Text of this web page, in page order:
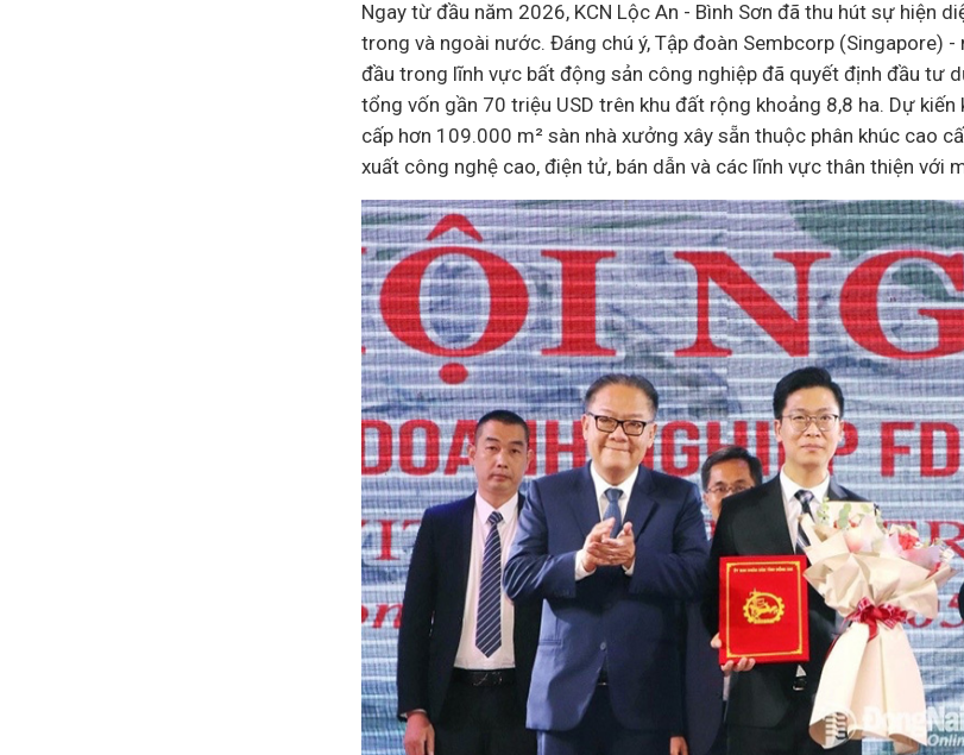
Ngay từ đầu năm 2026, KCN Lộc An - Bình Sơn đã thu hút sự hiện
trong và ngoài nước. Đáng chú ý, Tập đoàn Sembcorp (Singapore)
đầu trong lĩnh vực bất động sản công nghiệp đã quyết định đầu tư
tổng vốn gần 70 triệu USD trên khu đất rộng khoảng 8,8 ha. Dự kiến
cấp hơn 109.000 m² sàn nhà xưởng xây sẵn thuộc phân khúc cao
xuất công nghệ cao, điện tử, bán dẫn và các lĩnh vực thân thiện với